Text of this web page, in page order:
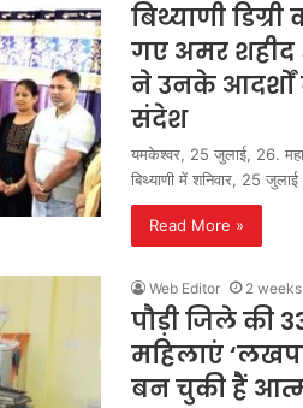
​बिथ्याणी
गए अमर शहीद
ने उनके आदर्शों
संदेश
यमकेश्वर, 25 जुलाई, 26.
बिथ्याणी में शनिवार, 25
Read More »
Web Editor 2
पौड़ी जिले की
महिलाएं
बन चुकी हैं